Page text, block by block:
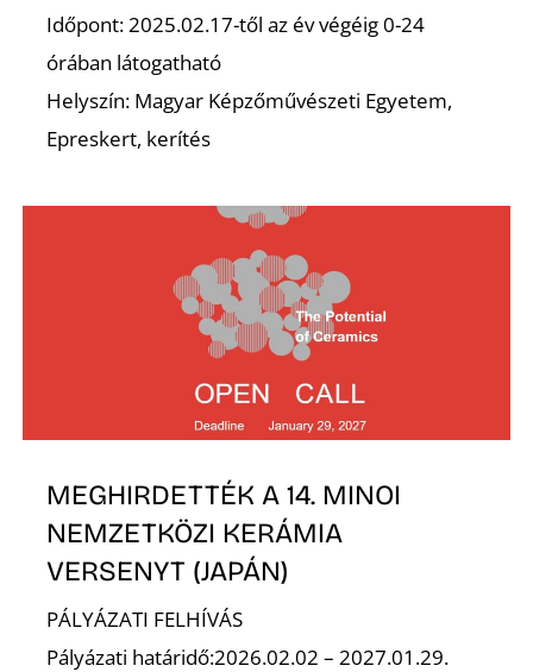
Időpont: 2025.02.17-től az év végéig 0-24
órában látogatható
Helyszín: Magyar Képzőművészeti Egyetem,
Epreskert, kerítés
MEGHIRDETTÉK A 14. MINOI
NEMZETKÖZI KERÁMIA
VERSENYT (JAPÁN)
PÁLYÁZATI FELHÍVÁS
Pályázati határidő:2026.02.02 – 2027.01.29.